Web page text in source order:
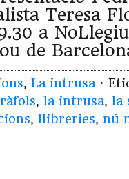
Teresa
a
de
, La intrusa ·
, la intrusa, la
, llibreries, nú